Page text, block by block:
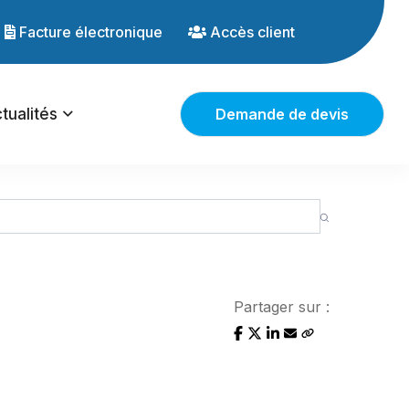
Facture électronique Accès client
Demande de devis
Partager sur :